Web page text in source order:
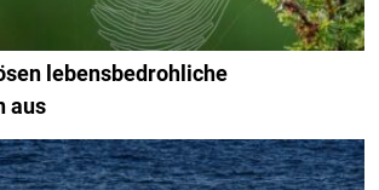
lebensbedrohliche
aus